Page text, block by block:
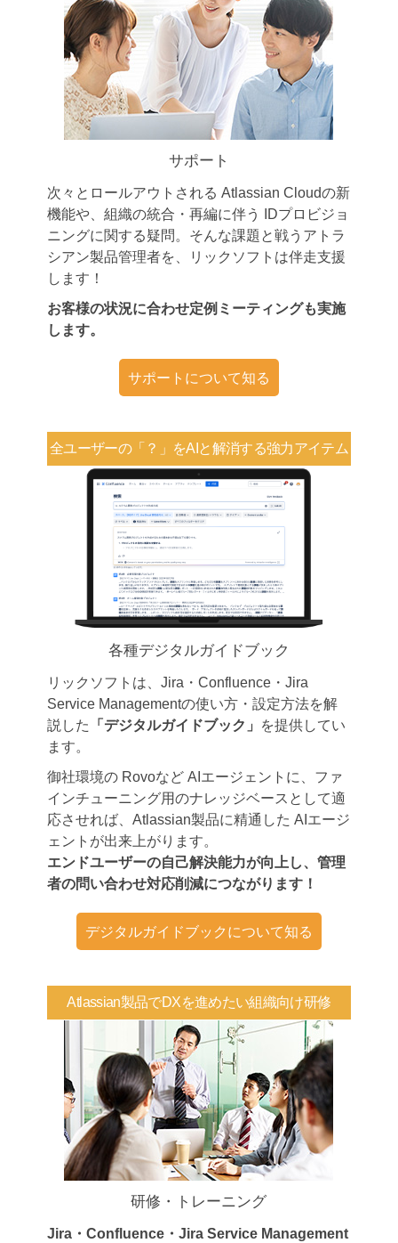
サポート
次々とロールアウトされる Atlassian Cloudの新
機能や、組織の統合・再編に伴う IDプロビジョ
ニングに関する疑問。そんな課題と戦うアトラ
シアン製品管理者を、リックソフトは伴走支援
します！
お客様の状況に合わせ定例ミーティングも実施
します。
サポートについて知る
全ユーザーの「？」をAIと解消する強力アイテム
各種デジタルガイドブック
リックソフトは、Jira・Confluence・Jira
Service Managementの使い方・設定方法を解
説した
「デジタルガイドブック」 を提供してい
ます。
御社環境の Rovoなど AIエージェントに、ファ
インチューニング用のナレッジベースとして適
応させれば、Atlassian製品に精通した AIエージ
ェントが出来上がります。
エンドユーザーの自己解決能力が向上し、管理
者の問い合わせ対応削減につながります！
デジタルガイドブックについて知る
Atlassian製品でDXを進めたい組織向け研修
研修・トレーニング
Jira・Confluence・Jira Service Management